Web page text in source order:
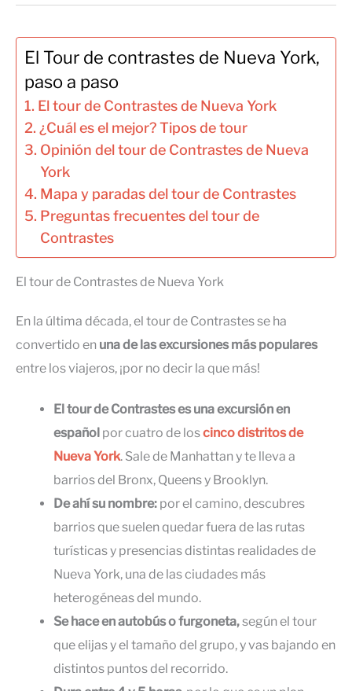
El Tour de contrastes de Nueva York,
paso a paso
El tour de Contrastes de Nueva York
¿Cuál es el mejor? Tipos de tour
Opinión del tour de Contrastes de Nueva
York
Mapa y paradas del tour de Contrastes
Preguntas frecuentes del tour de
Contrastes
El tour de Contrastes de Nueva York
En la última década, el tour de Contrastes se ha
convertido en una de las excursiones más populares
entre los viajeros, ¡por no decir la que más!
El tour de Contrastes es una excursión en
español por cuatro de loscinco distritos de
Nueva York. Sale de Manhattan y te lleva a
barrios del Bronx, Queens y Brooklyn.
De ahí su nombre: por el camino, descubres
barrios que suelen quedar fuera de las rutas
turísticas y presencias distintas realidades de
Nueva York, una de las ciudades más
heterogéneas del mundo.
Se hace en autobús o furgoneta,según el tour
que elijas y el tamaño del grupo, y vas bajando en
distintos puntos del recorrido.